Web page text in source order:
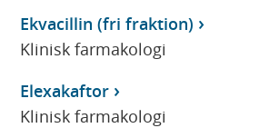
Ekvacillin (fri fraktion)
Klinisk farmakologi
Elexakaftor
Klinisk farmakologi